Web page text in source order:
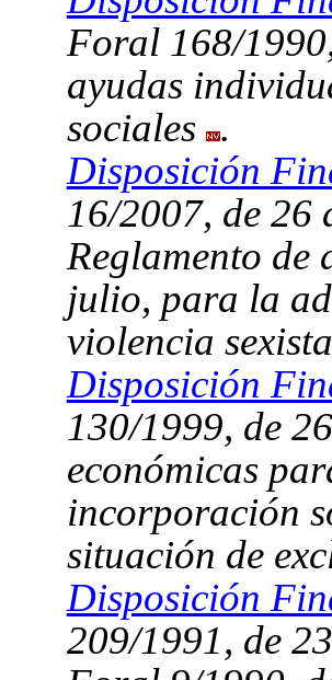
Foral 168/
ayudas
sociales .
Disposición
16/2007, de 26
Reglamento de
julio, para la
violencia sexista
Disposición
130/1999, de
económicas
incorporación
situación de
Disposición
209/1991, de